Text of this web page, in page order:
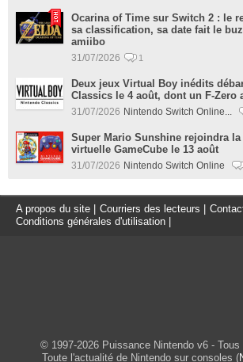
Ocarina of Time sur Switch 2 : le
sa classification, sa date fait le
amiibo
31/07/2026 1
Deux jeux Virtual Boy inédits
Classics le 4 août, dont un F-Zero
31/07/2026 Nintendo Switch Online...
Super Mario Sunshine rejoindra
virtuelle GameCube le 13 août
31/07/2026 Nintendo Switch Online
A propos du site Courriers des lecteurs
Conditions générales d'utilisation
© 1997-2026 Puissance Nintendo v6 -
Toute l'actualité de Nintendo sur consoles (